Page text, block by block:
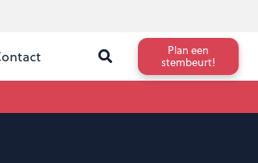
Plan een
stembeurt!